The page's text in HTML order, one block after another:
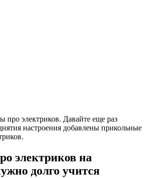
про электриков. Давайте еще раз
настроения добавлены прикольные
электриков на
долго учится